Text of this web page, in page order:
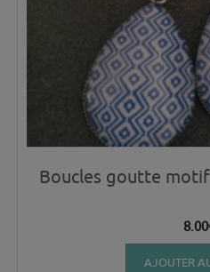
Boucles goutte
8.00
AJOUTER